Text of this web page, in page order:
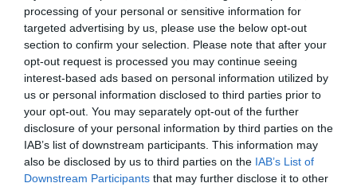
processing of your personal or sensitive information for
targeted advertising by us, please use the below opt-out
section to confirm your selection. Please note that after your
opt-out request is processed you may continue seeing
interest-based ads based on personal information utilized by
us or personal information disclosed to third parties prior to
your opt-out. You may separately opt-out of the further
disclosure of your personal information by third parties on the
IAB’s list of downstream participants. This information may
also be disclosed by us to third parties on the IAB’s List of
Downstream Participants that may further disclose it to other
Szerinte ez "különösen cinikus", tekintettel arra, hogy Vlagyimir
Putyin orosz elnök "folyamatosan igyekszik a konstruktív
hozzáállás látszatát kelteni" az Egyesült Államok
béketörekvéseihez. Putyin "valójában teljes mértékben semmibe
veszi ezeket a törekvéseket, és fokozza az Ukrajna elleni terrort" -
írta a miniszter. Közölte: Ukrajna partnereinek stratégiája az kell
legyen, hogy "pusztító szankciókkal mérjenek erőteljes csapást az
orosz energetikai szektorra".
"Az olaj árának 30 dollárra történő korlátozására van szükség,
továbbá új megszorításokra az árnyékflottával és a hajók